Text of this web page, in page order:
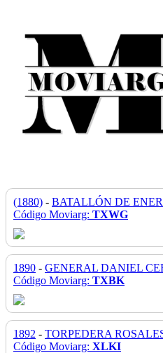
(1880) - BATALLÓN DE
Código Moviarg: TXWG
1890 - GENERAL DANIEL
Código Moviarg: TXBK
1892 - TORPEDERA
Código Moviarg: XLKI